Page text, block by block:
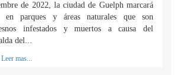
de 2022, la ciudad de Guelph marcará
en parques y áreas naturales que son
infestados y muertos a causa del
del...
Leer mas...